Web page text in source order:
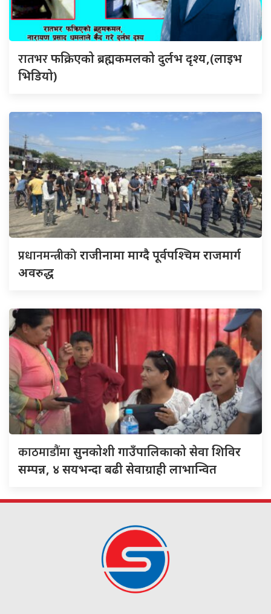
रातभरफक्रिएको ब्रह्मकमलको दुर्लभ दृश्य,(लाइभ
भिडियो)
प्रधानमन्त्रीकोराजीनामा माग्दै पूर्वपश्चिम राजमार्ग
अवरुद्ध
काठमाडौंमासुनकोशी गाउँपालिकाको सेवा शिविर
सम्पन्न, ४ सयभन्दा बढी सेवाग्राही लाभान्वित